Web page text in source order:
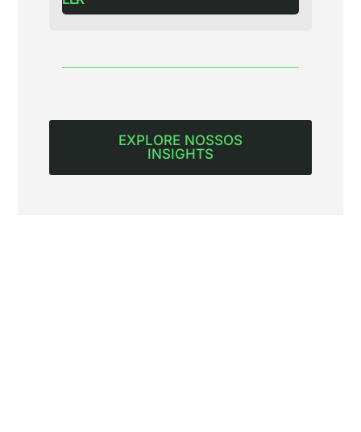
EXPLORE NOSSOS
INSIGHTS